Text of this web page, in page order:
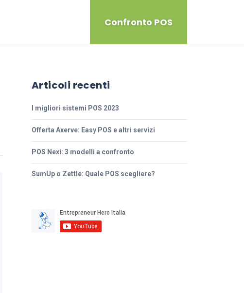
Confronto POS
Articoli recenti
I migliori sistemi POS 2023
Offerta Axerve: Easy POS e altri servizi
POS Nexi: 3 modelli a confronto
SumUp o Zettle: Quale POS scegliere?